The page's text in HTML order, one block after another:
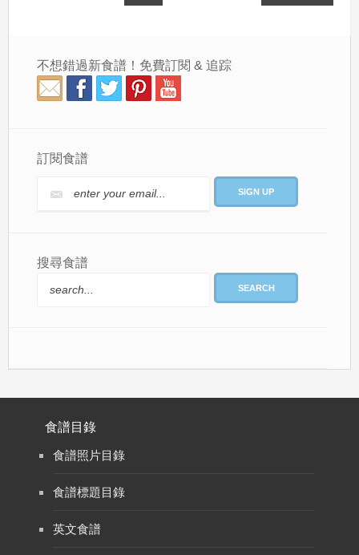
不想錯過新食譜！免費訂閱 & 追踪
訂閱食譜
搜尋食譜
SEARCH
食譜目錄
食譜照片目錄
食譜標題目錄
英文食譜